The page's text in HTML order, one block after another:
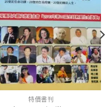
特價書刊